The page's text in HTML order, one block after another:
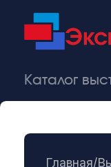
Каталог
Главная/